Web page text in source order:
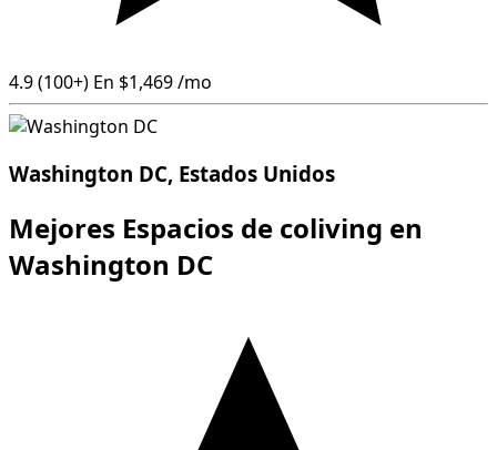
4.9(100+) En $1,469/mo
Washington DC, Estados Unidos
Mejores Espacios de coliving en
Washington DC